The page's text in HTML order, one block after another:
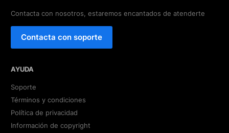
Contacta con nosotros, estaremos encantados de atenderte
Contacta con soporte
AYUDA
Soporte
Términos y condiciones
Política de privacidad
Información de copyright